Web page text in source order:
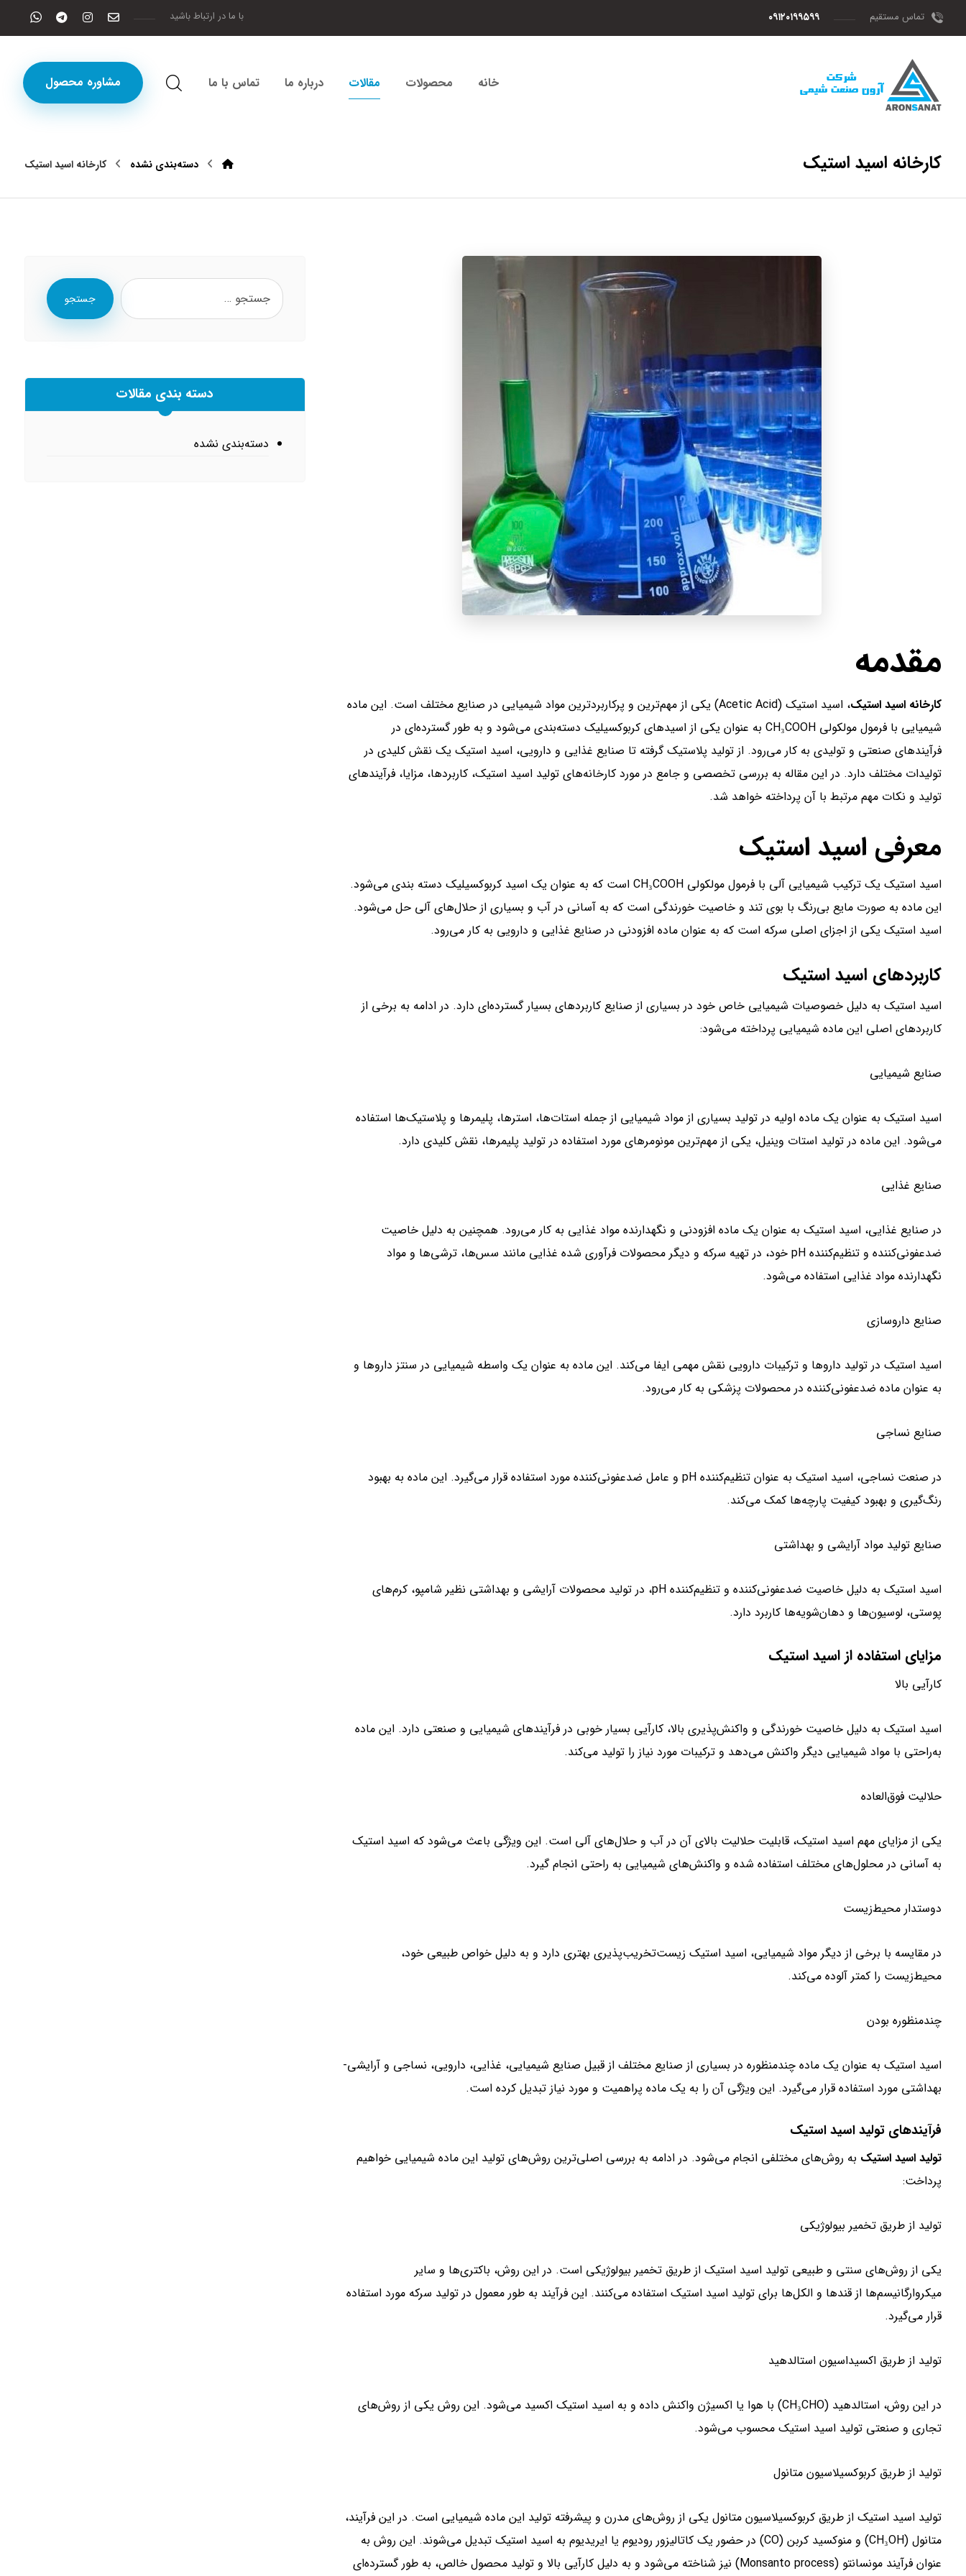
تماس مستقیم ۰۹۱۲۰۱۹۹۵۹۹ با ما در ارتباط باشید
مشاوره محصول خانه محصولات مقالات درباره ما تماس با ما
کارخانه اسید استیک دسته‌بندی نشده کارخانه اسید استیک
مقدمه
کارخانه اسید استیک
، اسید استیک (Acetic Acid) یکی از مهم‌ترین و پرکاربردترین مواد شیمیایی در صنایع مختلف است. این ماده
شیمیایی با فرمول مولکولی CH₃COOH به عنوان یکی از اسیدهای کربوکسیلیک دسته‌بندی می‌شود و به طور گسترده‌ای در
فرآیندهای صنعتی و تولیدی به کار می‌رود. از تولید پلاستیک گرفته تا صنایع غذایی و دارویی، اسید استیک یک نقش کلیدی در
تولیدات مختلف دارد. در این مقاله به بررسی تخصصی و جامع در مورد کارخانه‌های تولید اسید استیک، کاربردها، مزایا، فرآیندهای
تولید و نکات مهم مرتبط با آن پرداخته خواهد شد.
معرفی اسید استیک
اسید استیک یک ترکیب شیمیایی آلی با فرمول مولکولی CH₃COOH است که به عنوان یک اسید کربوکسیلیک دسته بندی می‌شود.
این ماده به صورت مایع بی‌رنگ با بوی تند و خاصیت خورندگی است که به آسانی در آب و بسیاری از حلال‌های آلی حل می‌شود.
اسید استیک یکی از اجزای اصلی سرکه است که به عنوان ماده افزودنی در صنایع غذایی و دارویی به کار می‌رود.
کاربردهای اسید استیک
اسید استیک به دلیل خصوصیات شیمیایی خاص خود در بسیاری از صنایع کاربردهای بسیار گسترده‌ای دارد. در ادامه به برخی از
کاربردهای اصلی این ماده شیمیایی پرداخته می‌شود:
صنایع شیمیایی
اسید استیک به عنوان یک ماده اولیه در تولید بسیاری از مواد شیمیایی از جمله استات‌ها، استرها، پلیمرها و پلاستیک‌ها استفاده
می‌شود. این ماده در تولید استات وینیل، یکی از مهم‌ترین مونومرهای مورد استفاده در تولید پلیمرها، نقش کلیدی دارد.
صنایع غذایی
در صنایع غذایی، اسید استیک به عنوان یک ماده افزودنی و نگهدارنده مواد غذایی به کار می‌رود. همچنین به دلیل خاصیت
ضدعفونی‌کننده و تنظیم‌کننده pH خود، در تهیه سرکه و دیگر محصولات فرآوری شده غذایی مانند سس‌ها، ترشی‌ها و مواد
نگهدارنده مواد غذایی استفاده می‌شود.
صنایع داروسازی
اسید استیک در تولید دارو‌ها و ترکیبات دارویی نقش مهمی ایفا می‌کند. این ماده به عنوان یک واسطه شیمیایی در سنتز داروها و
به عنوان ماده ضدعفونی‌کننده در محصولات پزشکی به کار می‌رود.
صنایع نساجی
در صنعت نساجی، اسید استیک به عنوان تنظیم‌کننده pH و عامل ضدعفونی‌کننده مورد استفاده قرار می‌گیرد. این ماده به بهبود
رنگ‌گیری و بهبود کیفیت پارچه‌ها کمک می‌کند.
صنایع تولید مواد آرایشی و بهداشتی
اسید استیک به دلیل خاصیت ضدعفونی‌کننده و تنظیم‌کننده pH، در تولید محصولات آرایشی و بهداشتی نظیر شامپو، کرم‌های
پوستی، لوسیون‌ها و دهان‌شویه‌ها کاربرد دارد.
مزایای استفاده از اسید استیک
کارآیی بالا
اسید استیک به دلیل خاصیت خورندگی و واکنش‌پذیری بالا، کارآیی بسیار خوبی در فرآیندهای شیمیایی و صنعتی دارد. این ماده
به‌راحتی با مواد شیمیایی دیگر واکنش می‌دهد و ترکیبات مورد نیاز را تولید می‌کند.
حلالیت فوق‌العاده
یکی از مزایای مهم اسید استیک، قابلیت حلالیت بالای آن در آب و حلال‌های آلی است. این ویژگی باعث می‌شود که اسید استیک
به آسانی در محلول‌های مختلف استفاده شده و واکنش‌های شیمیایی به راحتی انجام گیرد.
دوستدار محیط‌زیست
در مقایسه با برخی از دیگر مواد شیمیایی، اسید استیک زیست‌تخریب‌پذیری بهتری دارد و به دلیل خواص طبیعی خود،
محیط‌زیست را کمتر آلوده می‌کند.
چندمنظوره بودن
اسید استیک به عنوان یک ماده چندمنظوره در بسیاری از صنایع مختلف از قبیل صنایع شیمیایی، غذایی، دارویی، نساجی و آرایشی-
بهداشتی مورد استفاده قرار می‌گیرد. این ویژگی آن را به یک ماده پراهمیت و مورد نیاز تبدیل کرده است.
فرآیندهای تولید اسید استیک
تولید اسید استیک به روش‌های مختلفی انجام می‌شود. در ادامه به بررسی اصلی‌ترین روش‌های تولید این ماده شیمیایی خواهیم
پرداخت:
تولید از طریق تخمیر بیولوژیکی
یکی از روش‌های سنتی و طبیعی تولید اسید استیک از طریق تخمیر بیولوژیکی است. در این روش، باکتری‌ها و سایر
میکروارگانیسم‌ها از قندها و الکل‌ها برای تولید اسید استیک استفاده می‌کنند. این فرآیند به طور معمول در تولید سرکه مورد استفاده
قرار می‌گیرد.
تولید از طریق اکسیداسیون استالدهید
در این روش، استالدهید (CH₃CHO) با هوا یا اکسیژن واکنش داده و به اسید استیک اکسید می‌شود. این روش یکی از روش‌های
تجاری و صنعتی تولید اسید استیک محسوب می‌شود.
تولید از طریق کربوکسیلاسیون متانول
تولید اسید استیک از طریق کربوکسیلاسیون متانول یکی از روش‌های مدرن و پیشرفته تولید این ماده شیمیایی است. در این فرآیند،
متانول (CH₃OH) و منوکسید کربن (CO) در حضور یک کاتالیزور رودیوم یا ایریدیوم به اسید استیک تبدیل می‌شوند. این روش به
عنوان فرآیند مونسانتو (Monsanto process) نیز شناخته می‌شود و به دلیل کارآیی بالا و تولید محصول خالص، به طور گسترده‌ای
جستجو
دسته بندی مقالات
دسته‌بندی نشده